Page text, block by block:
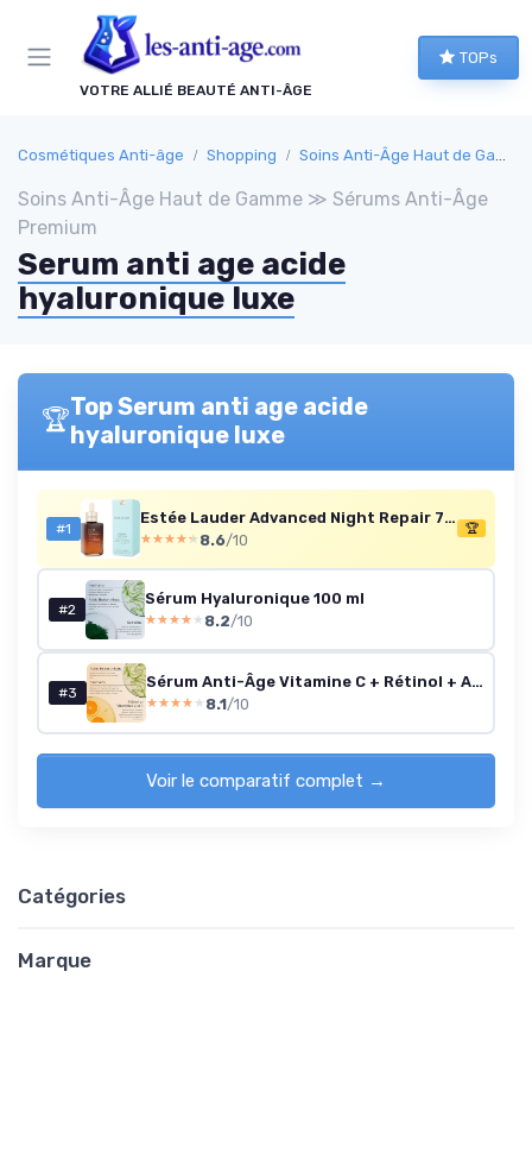
VOTRE ALLIÉ BEAUTÉ ANTI-ÂGE
TOPs
Cosmétiques Anti-âge Shopping Soins Anti-Âge Haut de Gamme
Soins Anti-Âge Haut de Gamme ≫ Sérums Anti-Âge
Premium
Serum anti age acide
hyaluronique luxe
🏆Top Serum anti age acide
hyaluronique luxe
#1
Estée Lauder Advanced Night Repair 75 ml - Sérum anti-âge hydratant
★★★★★
★★★★★ 8.6/10
🏆
#2
Sérum Hyaluronique 100 ml
★★★★★
★★★★★ 8.2/10
#3
Sérum Anti-Âge Vitamine C + Rétinol + Acide Hyaluronique 100 ml
★★★★★
★★★★★ 8.1/10
Voir le comparatif complet →
Catégories
Marque
Panneau de gestion des cookies